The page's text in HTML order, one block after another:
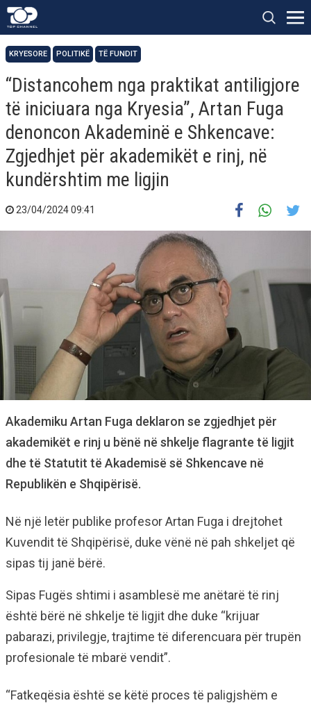
KRYESORE POLITIKË TË FUNDIT
“Distancohem nga praktikat antiligjore
të iniciuara nga Kryesia”, Artan Fuga
denoncon Akademinë e Shkencave:
Zgjedhjet për akademikët e rinj, në
kundërshtim me ligjin
23/04/2024 09:41
Akademiku Artan Fuga deklaron se zgjedhjet për
akademikët e rinj u bënë në shkelje flagrante të ligjit
dhe të Statutit të Akademisë së Shkencave në
Republikën e Shqipërisë.
Në një letër publike profesor Artan Fuga i drejtohet
Kuvendit të Shqipërisë, duke vënë në pah shkeljet që
sipas tij janë bërë.
Sipas Fugës shtimi i asamblesë me anëtarë të rinj
është bërë në shkelje të ligjit dhe duke “krijuar
pabarazi, privilegje, trajtime të diferencuara për trupën
profesionale të mbarë vendit”.
“Fatkeqësia është se këtë proces të paligjshëm e